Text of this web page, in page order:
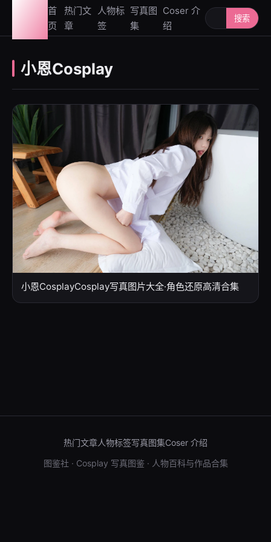
首
页
热门文
章
人物标
签
写真图
集
Coser 介
绍
搜索人物或写
搜索
小恩Cosplay
小恩CosplayCosplay写真图片大全·角色还原高清合集
热门文章人物标签写真图集Coser 介绍
图鉴社 · Cosplay 写真图鉴 · 人物百科与作品合集